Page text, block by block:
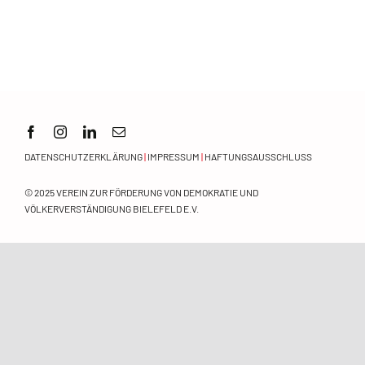
DATENSCHUTZERKLÄRUNG| IMPRESSUM | HAFTUNGSAUSSCHLUSS
© 2025VEREIN ZUR FÖRDERUNG VON DEMOKRATIE UND
VÖLKERVERSTÄNDIGUNG BIELEFELD E.V.